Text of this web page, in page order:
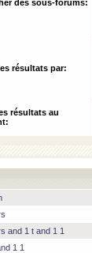
des sous-forums:
résultats par:
résultats au
and 1 t and 1 1
1 1